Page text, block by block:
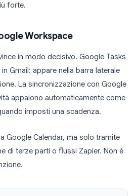
forte.
Workspace
in modo decisivo. Google Tasks
Gmail: appare nella barra laterale
La sincronizzazione con Google
appaiono automaticamente come
imposti una scadenza.
Google Calendar, ma solo tramite
di terze parti o flussi Zapier. Non è